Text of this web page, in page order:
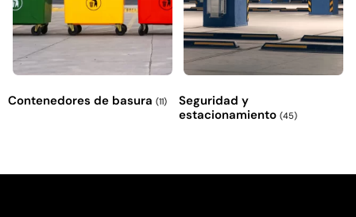
Contenedores de basura (11)
Seguridad y
estacionamiento (45)